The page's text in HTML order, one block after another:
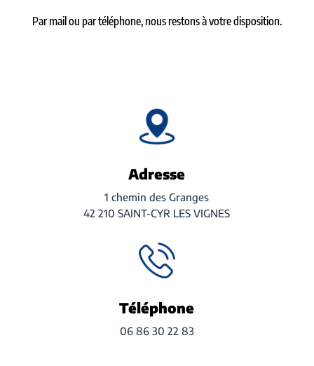
Par mail ou par téléphone, nous restons à votre disposition.
Adresse
1 chemin des Granges
42 210 SAINT-CYR LES VIGNES
Téléphone
06 86 30 22 83